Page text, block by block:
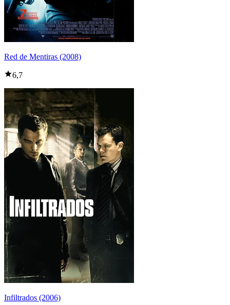
Red de Mentiras (2008)
6,7
Infiltrados (2006)